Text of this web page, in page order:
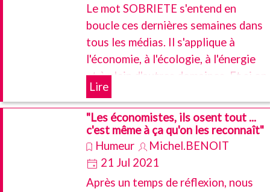
Le mot SOBRIETE s'entend en
boucle ces dernières semaines dans
tous les médias. Il s'applique à
l'économie, à l'écologie, à l'énergie
et à plein d'autres domaines. Et si on
regardait du coté d'un système de
management qui s'est construit sur
la frugalité et les pénuries ...
Lire
"Les économistes, ils osent tout ...
c'est même à ça qu'on les reconnaît"
Humeur
Michel.BENOIT
21 Jul 2021
Après un temps de réflexion, nous